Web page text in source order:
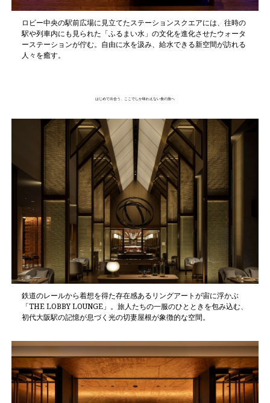
ロビー中央の駅前広場に見立てたステーションスクエアには、往時の
駅や列車内にも見られた「ふるまい水」の文化を進化させたウォータ
ーステーションが佇む。自由に水を汲み、給水できる新空間が訪れる
人々を癒す。
はじめて出会う、ここでしか味わえない食の旅へ
鉄道のレールから着想を得た存在感あるリングアートが宙に浮かぶ
「THE LOBBY LOUNGE」。旅人たちの一服のひとときを包み込む、
初代大阪駅の記憶が息づく光の切妻屋根が象徴的な空間。